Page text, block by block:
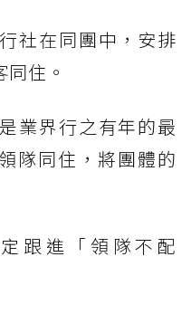
社在同團中，安排
住。
業界行之有年的最
隊同住，將團體的
跟進「領隊不配